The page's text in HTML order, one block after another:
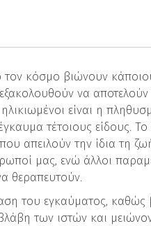
κόσμο βιώνουν
να αποτελούν
είναι η
τέτοιους είδους. Το
απειλούν την ίδια τη
μας, ενώ άλλοι
θεραπευτούν.
του εγκαύματος,
των ιστών και